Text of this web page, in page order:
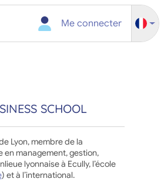
Me connecter
SCHOOL
Lyon, membre de la
en management, gestion,
lyonnaise à Ecully, l’école
) et à l’international.